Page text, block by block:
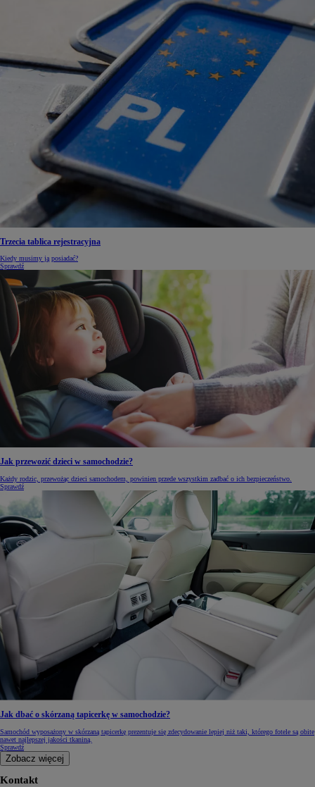
Trzecia tablica rejestracyjna
Kiedy musimy ją posiadać?
Sprawdź
Jak przewozić dzieci w samochodzie?
Każdy rodzic, przewożąc dzieci samochodem, powinien przede wszystkim zadbać o ich bezpieczeństwo.
Sprawdź
Jak dbać o skórzaną tapicerkę w samochodzie?
Samochód wyposażony w skórzaną tapicerkę prezentuje się zdecydowanie lepiej niż taki, którego fotele są obite
nawet najlepszej jakości tkaniną.
Sprawdź
Zobacz więcej
Kontakt